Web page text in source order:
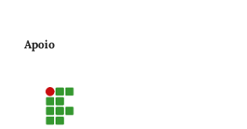
Apoio